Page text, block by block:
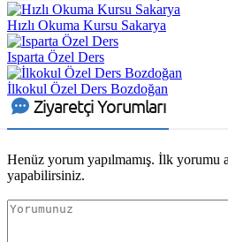
Hızlı Okuma Kursu Sakarya
Isparta Özel Ders
İlkokul Özel Ders Bozdoğan
Ziyaretçi Yorumları
Henüz yorum yapılmamış. İlk yorumu
yapabilirsiniz.